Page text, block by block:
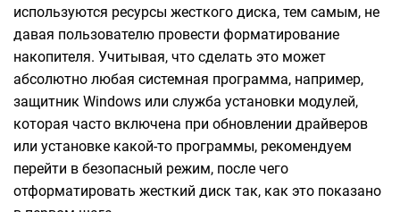
используются ресурсы жесткого диска, тем самым, не
давая пользователю провести форматирование
накопителя. Учитывая, что сделать это может
абсолютно любая системная программа, например,
защитник Windows или служба установки модулей,
которая часто включена при обновлении драйверов
или установке какой-то программы, рекомендуем
перейти в безопасный режим, после чего
отформатировать жесткий диск так, как это показано